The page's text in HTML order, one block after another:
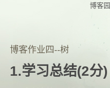
博客园
博客作业四--树
1.学习总结(2分)